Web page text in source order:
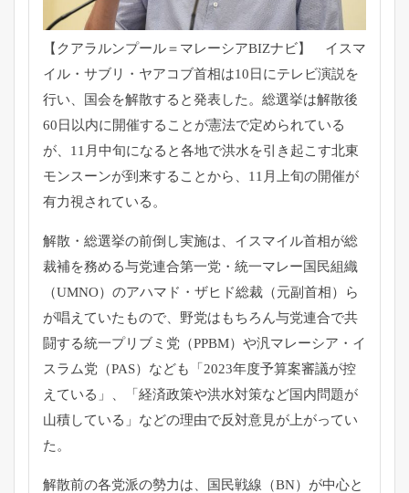
【クアラルンプール＝マレーシアBIZナビ】 イスマ
イル・サブリ・ヤアコブ首相は10日にテレビ演説を
行い、
国会を解散すると発表した。 総選挙は解散後
60日以内に開催することが憲法で定められている
が、 11月中旬になると各地で洪水を引き起こす北東
モンスーンが到来することから、11月上旬の開催が
有力視されている。
解散・総選挙の前倒し実施は、 イスマイル首相が総
裁補を務める与党連合第一党・ 統一マレー国民組織
（UMNO）のアハマド・ザヒド総裁（元副首相）ら
が唱えていたもので、 野党はもちろん与党連合で共
闘する統一プリブミ党（PPBM） や汎マレーシア・イ
スラム党（PAS）なども「 2023年度予算案審議が控
えている」、「 経済政策や洪水対策など国内問題が
山積している」 などの理由で反対意見が上がってい
た。
解散前の各党派の勢力は、国民戦線（BN） が中心と